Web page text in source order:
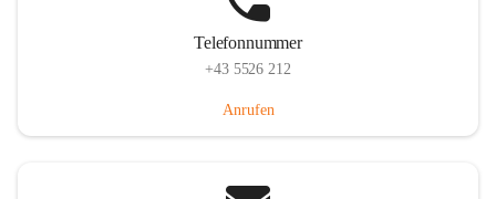
Telefonnummer
+43 5526 212
Anrufen